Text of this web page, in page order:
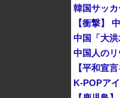
韓国サッ
中国人の
K-POPア